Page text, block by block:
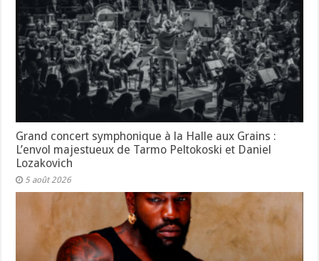
Grand concert symphonique à la Halle aux Grains :
L’envol majestueux de Tarmo Peltokoski et Daniel
Lozakovich
5 août 2026